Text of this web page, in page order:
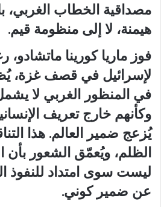
مصداقية الخطاب الغربي،
هيمنة، لا إلى منظومة قيم.
فوز ماريا كورينا ماتشادو،
لإسرائيل في قصف غزة،
في المنظور الغربي لا
وكأنهم خارج تعريف
يُزعج ضمير العالم. هذا
الظلم، ويُعمّق الشعور بأن
ليست سوى امتداد للنفوذ
عن ضمير كوني.